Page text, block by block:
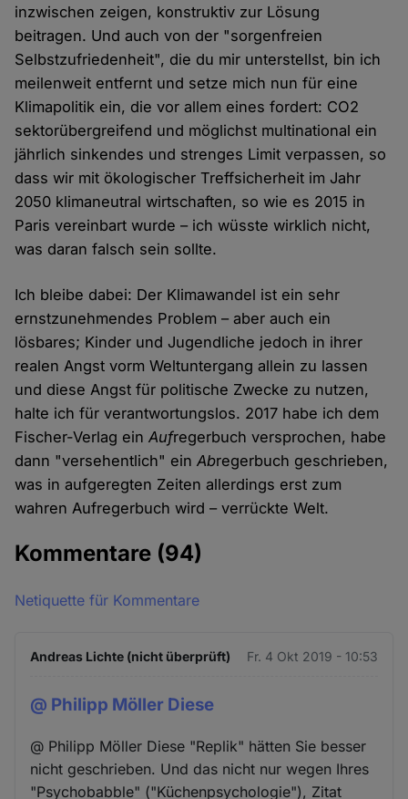
inzwischen zeigen, konstruktiv zur Lösung
beitragen. Und auch von der "sorgenfreien
Selbstzufriedenheit", die du mir unterstellst, bin ich
meilenweit entfernt und setze mich nun für eine
Klimapolitik ein, die vor allem eines fordert: CO2
sektorübergreifend und möglichst multinational ein
jährlich sinkendes und strenges Limit verpassen, so
dass wir mit ökologischer Treffsicherheit im Jahr
2050 klimaneutral wirtschaften, so wie es 2015 in
Paris vereinbart wurde – ich wüsste wirklich nicht,
was daran falsch sein sollte.
Ich bleibe dabei: Der Klimawandel ist ein sehr
ernstzunehmendes Problem – aber auch ein
lösbares; Kinder und Jugendliche jedoch in ihrer
realen Angst vorm Weltuntergang allein zu lassen
und diese Angst für politische Zwecke zu nutzen,
halte ich für verantwortungslos. 2017 habe ich dem
Fischer-Verlag einAufregerbuch versprochen, habe
dann "versehentlich" einAbregerbuch geschrieben,
was in aufgeregten Zeiten allerdings erst zum
wahren Aufregerbuch wird – verrückte Welt.
Kommentare (94)
Netiquette für Kommentare
Andreas Lichte (nicht überprüft) Fr. 4 Okt 2019 - 10:53
@ Philipp Möller Diese
@ Philipp Möller Diese "Replik" hätten Sie besser
nicht geschrieben. Und das nicht nur wegen Ihres
"Psychobabble" ("Küchenpsychologie"), Zitat